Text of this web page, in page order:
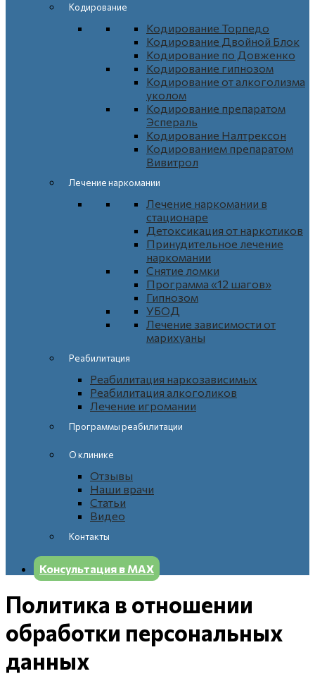
Кодирование
Кодирование Торпедо
Кодирование Двойной Блок
Кодирование по Довженко
Кодирование гипнозом
Кодирование от алкоголизма
уколом
Кодирование препаратом
Эспераль
Кодирование Налтрексон
Кодированием препаратом
Вивитрол
Лечение наркомании
Лечение наркомании в
стационаре
Детоксикация от наркотиков
Принудительное лечение
наркомании
Снятие ломки
Программа «12 шагов»
Гипнозом
УБОД
Лечение зависимости от
марихуаны
Реабилитация
Реабилитация наркозависимых
Реабилитация алкоголиков
Лечение игромании
Программы реабилитации
О клинике
Отзывы
Наши врачи
Статьи
Видео
Контакты
Консультация в МАХ
Политика в отношении
обработки персональных
данных